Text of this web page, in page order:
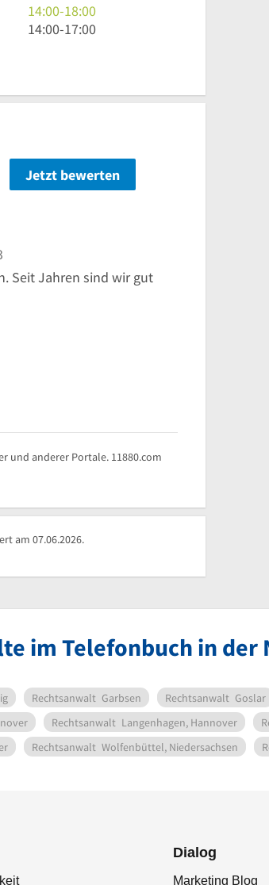
18
Uhr
bis
17
14
Uhr
14:00-18:00
14
Uhr
14:00-17:00
Jetzt bewerten
Seit Jahren sind wir gut
und anderer Portale. 11880.com
am 07.06.2026.
im Telefonbuch in der
Rechtsanwalt Garbsen Rechtsanwalt Goslar
Rechtsanwalt Langenhagen, Hannover
Rechtsanwalt Wolfenbüttel, Niedersachsen
Dialog
Marketing Blog